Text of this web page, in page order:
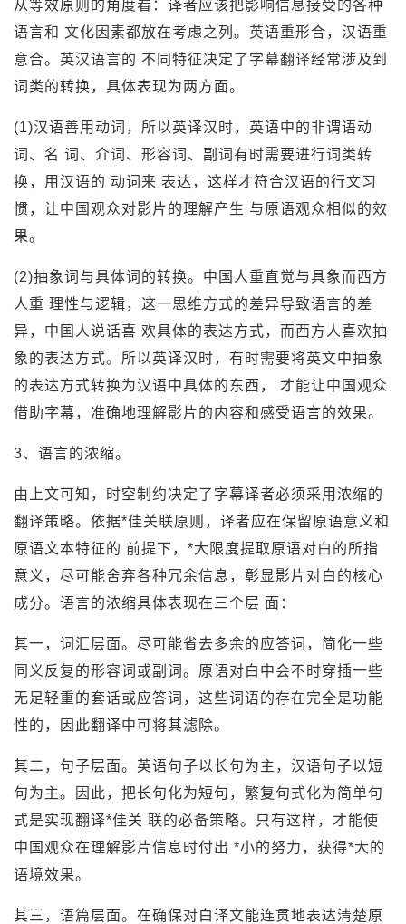
从等效原则的角度看：译者应该把影响信息接受的各种
语言和 文化因素都放在考虑之列。英语重形合，汉语重
意合。英汉语言的 不同特征决定了字幕翻译经常涉及到
词类的转换，具体表现为两方面。
(1)汉语善用动词，所以英译汉时，英语中的非谓语动
词、名 词、介词、形容词、副词有时需要进行词类转
换，用汉语的 动词来 表达，这样才符合汉语的行文习
惯，让中国观众对影片的理解产生 与原语观众相似的效
果。
(2)抽象词与具体词的转换。中国人重直觉与具象而西方
人重 理性与逻辑，这一思维方式的差异导致语言的差
异，中国人说话喜 欢具体的表达方式，而西方人喜欢抽
象的表达方式。所以英译汉时，有时需要将英文中抽象
的表达方式转换为汉语中具体的东西， 才能让中国观众
借助字幕，准确地理解影片的内容和感受语言的效果。
3、语言的浓缩。
由上文可知，时空制约决定了字幕译者必须采用浓缩的
翻译策略。依据*佳关联原则，译者应在保留原语意义和
原语文本特征的 前提下，*大限度提取原语对白的所指
意义，尽可能舍弃各种冗余信息，彰显影片对白的核心
成分。语言的浓缩具体表现在三个层 面：
其一，词汇层面。尽可能省去多余的应答词，简化一些
同义反复的形容词或副词。原语对白中会不时穿插一些
无足轻重的套话或应答词，这些词语的存在完全是功能
性的，因此翻译中可将其滤除。
其二，句子层面。英语句子以长句为主，汉语句子以短
句为主。因此，把长句化为短句，繁复句式化为简单句
式是实现翻译*佳关 联的必备策略。只有这样，才能使
中国观众在理解影片信息时付出 *小的努力，获得*大的
语境效果。
其三，语篇层面。在确保对白译文能连贯地表达清楚原